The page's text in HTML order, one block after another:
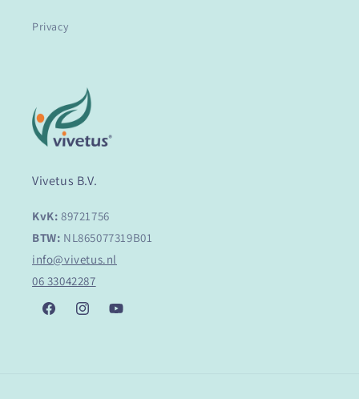
Privacy
Vivetus B.V.
KvK: 89721756
BTW: NL865077319B01
info@vivetus.nl
06 33042287
FacebookInstagramYouTube